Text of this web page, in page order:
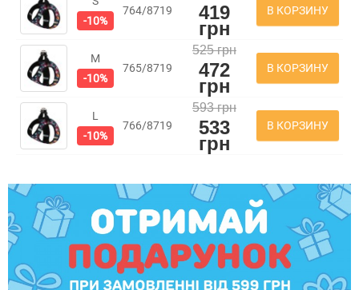
-10%
764/8719 419
грн
В КОРЗИНУ
M
-10%
765/8719
525 грн
472
грн
В КОРЗИНУ
L
-10%
766/8719
593 грн
533
грн
В КОРЗИНУ